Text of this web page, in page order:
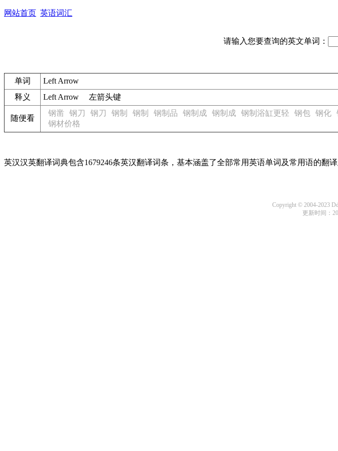
网站首页 英语词汇
请输入您要查询的英文单词：
单词
Left Arrow
释义
Left Arrow 左箭头键
随便看
钢凿 钢刀 钢刀 钢制 钢制 钢制品 钢制成 钢制成 钢制浴缸更轻 钢包 钢化
钢材价格
英汉汉英翻译词典包含1679246条英汉翻译词条，基本涵盖了全部常用英语单词及常用语的翻
Copyright © 2004-2023
更新时间：